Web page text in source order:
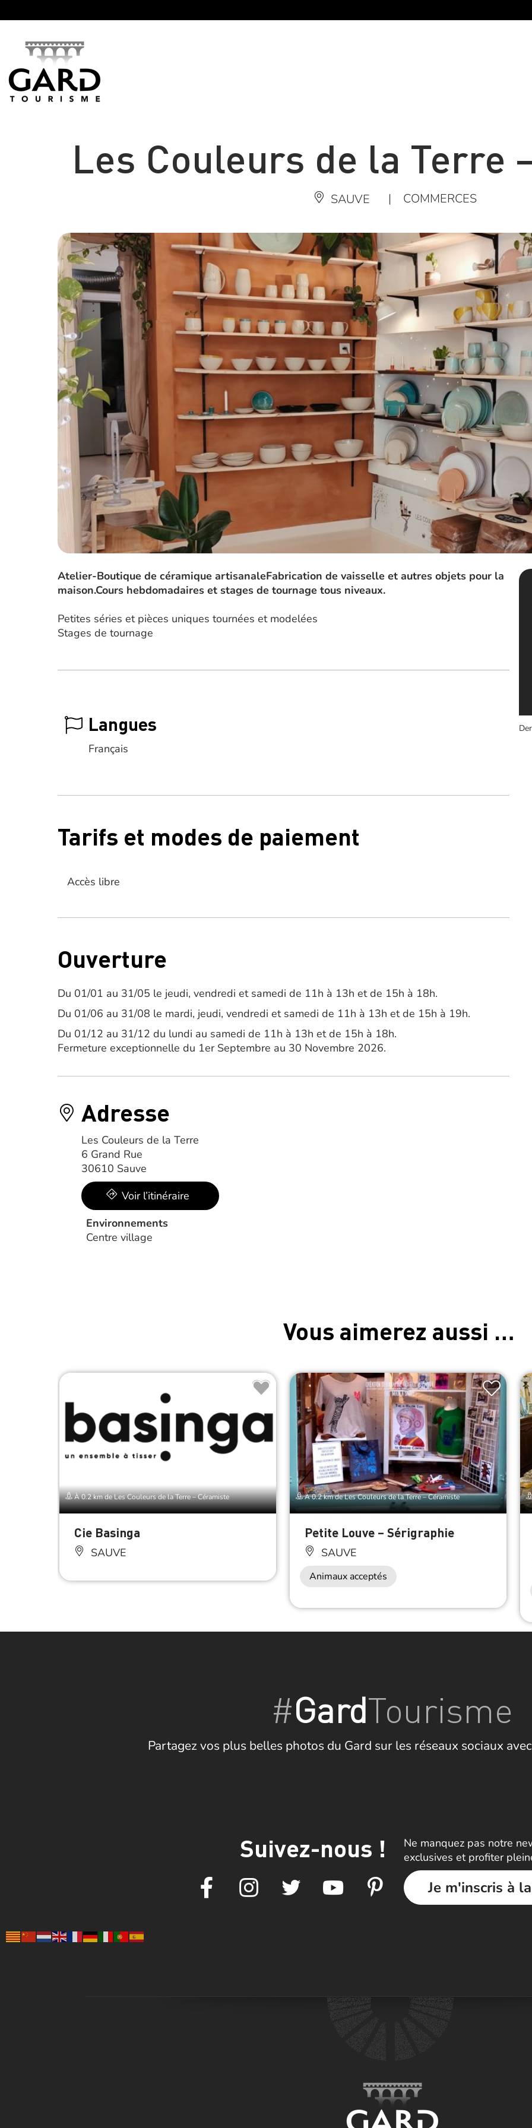
Les Couleurs de la Terre
SAUVE | COMMERCES
Atelier-Boutique de céramique artisanaleFabrication de vaisselle et autres objets pour la
maison.Cours hebdomadaires et stages de tournage tous niveaux.
Petites séries et pièces uniques tournées et modelées
Stages de tournage
Langues
Français
Tarifs et modes de paiement
Accès libre
Ouverture
Du 01/01 au 31/05 le jeudi, vendredi et samedi de 11h à 13h et de 15h à 18h.
Du 01/06 au 31/08 le mardi, jeudi, vendredi et samedi de 11h à 13h et de 15h à 19h.
Du 01/12 au 31/12 du lundi au samedi de 11h à 13h et de 15h à 18h.
Fermeture exceptionnelle du 1er Septembre au 30 Novembre 2026.
Adresse
Les Couleurs de la Terre
6 Grand Rue
30610 Sauve
Voir l’itinéraire
Environnements
Centre village
Vous aimerez aussi …
À 0.2 km de Les Couleurs de la Terre – Céramiste
Cie Basinga
SAUVE
À 0.2 km de Les Couleurs de la Terre – Céramiste
Petite Louve – Sérigraphie
SAUVE
Animaux acceptés
#GardTourisme
Partagez vos plus belles photos du Gard sur les réseaux sociaux
Suivez-nous !
Ne manquez pas notre
exclusives et profiter
Je m'inscris à